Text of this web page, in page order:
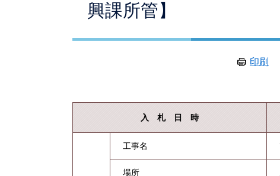
興課所管】
印刷
入 札 日 時
工事名
場所